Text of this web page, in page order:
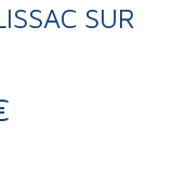
SUR